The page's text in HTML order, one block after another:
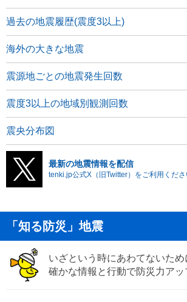
過去の地震履歴(震度3以上)
海外の大きな地震
震源地ごとの地震発生回数
震度3以上の地域別観測回数
震央分布図
最新の地震情報を配信
tenki.jp公式X（旧Twitter）をご利用くださ
「知る防災」地震
いざという時にあわてないため
確かな情報と行動で防災力アッ